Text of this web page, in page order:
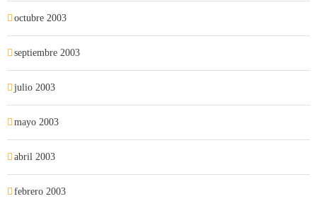
octubre 2003
septiembre 2003
julio 2003
mayo 2003
abril 2003
febrero 2003